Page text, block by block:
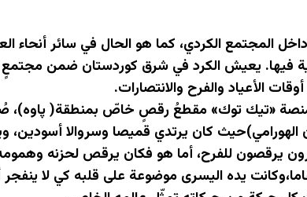
المجتمع الكردي، كما هو الحال في سائر أنحاء
فيها. يعيش الكرد في شرق كوردستان ضمن
الأعياد والفرح والانتصارات.
منصة «تيك توك» مقطعُ رقصٍ خاصّ بمنطقة( پاوە)،
كان يرتدي قميصا وسروالا
يرقصون للفرح، أما هو فكان يرقص لحزنه
يده اليسرى موضوعة على قلبه كي لا ينفجر